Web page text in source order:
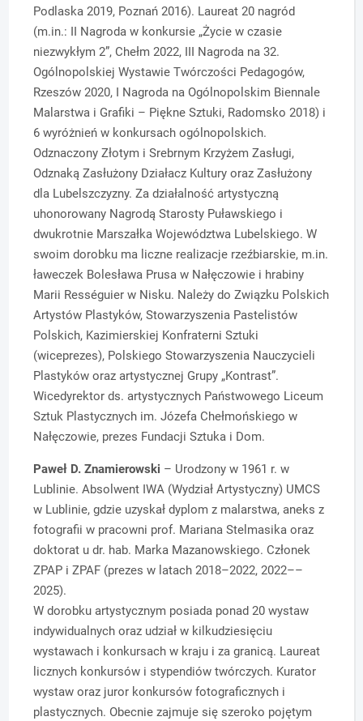
Podlaska 2019, Poznań 2016). Laureat 20 nagród
(m.in.: II Nagroda w konkursie „Życie w czasie
niezwykłym 2”, Chełm 2022, III Nagroda na 32.
Ogólnopolskiej Wystawie Twórczości Pedagogów,
Rzeszów 2020, I Nagroda na Ogólnopolskim Biennale
Malarstwa i Grafiki – Piękne Sztuki, Radomsko 2018) i
6 wyróżnień w konkursach ogólnopolskich.
Odznaczony Złotym i Srebrnym Krzyżem Zasługi,
Odznaką Zasłużony Działacz Kultury oraz Zasłużony
dla Lubelszczyzny. Za działalność artystyczną
uhonorowany Nagrodą Starosty Puławskiego i
dwukrotnie Marszałka Województwa Lubelskiego. W
swoim dorobku ma liczne realizacje rzeźbiarskie, m.in.
ławeczek Bolesława Prusa w Nałęczowie i hrabiny
Marii Rességuier w Nisku. Należy do Związku Polskich
Artystów Plastyków, Stowarzyszenia Pastelistów
Polskich, Kazimierskiej Konfraterni Sztuki
(wiceprezes), Polskiego Stowarzyszenia Nauczycieli
Plastyków oraz artystycznej Grupy „Kontrast”.
Wicedyrektor ds. artystycznych Państwowego Liceum
Sztuk Plastycznych im. Józefa Chełmońskiego w
Nałęczowie, prezes Fundacji Sztuka i Dom.
Paweł D. Znamierowski – Urodzony w 1961 r. w
Lublinie. Absolwent IWA (Wydział Artystyczny) UMCS
w Lublinie, gdzie uzyskał dyplom z malarstwa, aneks z
fotografii w pracowni prof. Mariana Stelmasika oraz
doktorat u dr. hab. Marka Mazanowskiego. Członek
ZPAP i ZPAF (prezes w latach 2018–2022, 2022––
2025).
W dorobku artystycznym posiada ponad 20 wystaw
indywidualnych oraz udział w kilkudziesięciu
wystawach i konkursach w kraju i za granicą. Laureat
licznych konkursów i stypendiów twórczych. Kurator
wystaw oraz juror konkursów fotograficznych i
plastycznych. Obecnie zajmuje się szeroko pojętym